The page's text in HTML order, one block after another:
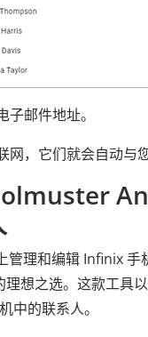
邮件地址。
，它们就会自动与
理和编辑 Infinix 手
想之选。这款工具
中的联系人。